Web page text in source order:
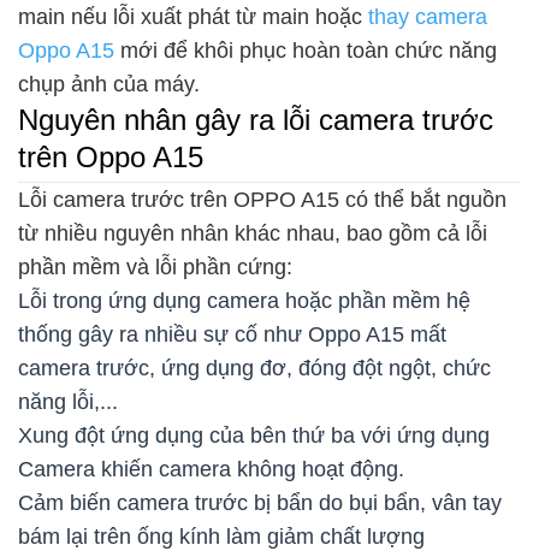
main nếu lỗi xuất phát từ main hoặc thay camera
Oppo A15 mới để khôi phục hoàn toàn chức năng
chụp ảnh của máy.
Nguyên nhân gây ra lỗi camera trước
trên Oppo A15
Lỗi camera trước trên OPPO A15 có thể bắt nguồn
từ nhiều nguyên nhân khác nhau, bao gồm cả lỗi
phần mềm và lỗi phần cứng:
Lỗi trong ứng dụng camera hoặc phần mềm hệ
thống gây ra nhiều sự cố như Oppo A15 mất
camera trước, ứng dụng đơ, đóng đột ngột, chức
năng lỗi,...
Xung đột ứng dụng của bên thứ ba với ứng dụng
Camera khiến camera không hoạt động.
Cảm biến camera trước bị bẩn do bụi bẩn, vân tay
bám lại trên ống kính làm giảm chất lượng